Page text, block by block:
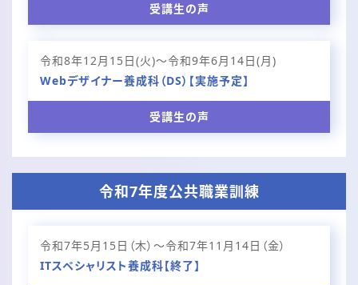
受講生の声
令和8年12月15日(火)〜令和9年6月14日(月)
Webデザイナー養成科（DS）【実施予定】
受講生の声
令和7年度公共職業訓練
令和7年5月15日（木）～令和7年11月14日（金）
ITスペシャリスト養成科【終了】